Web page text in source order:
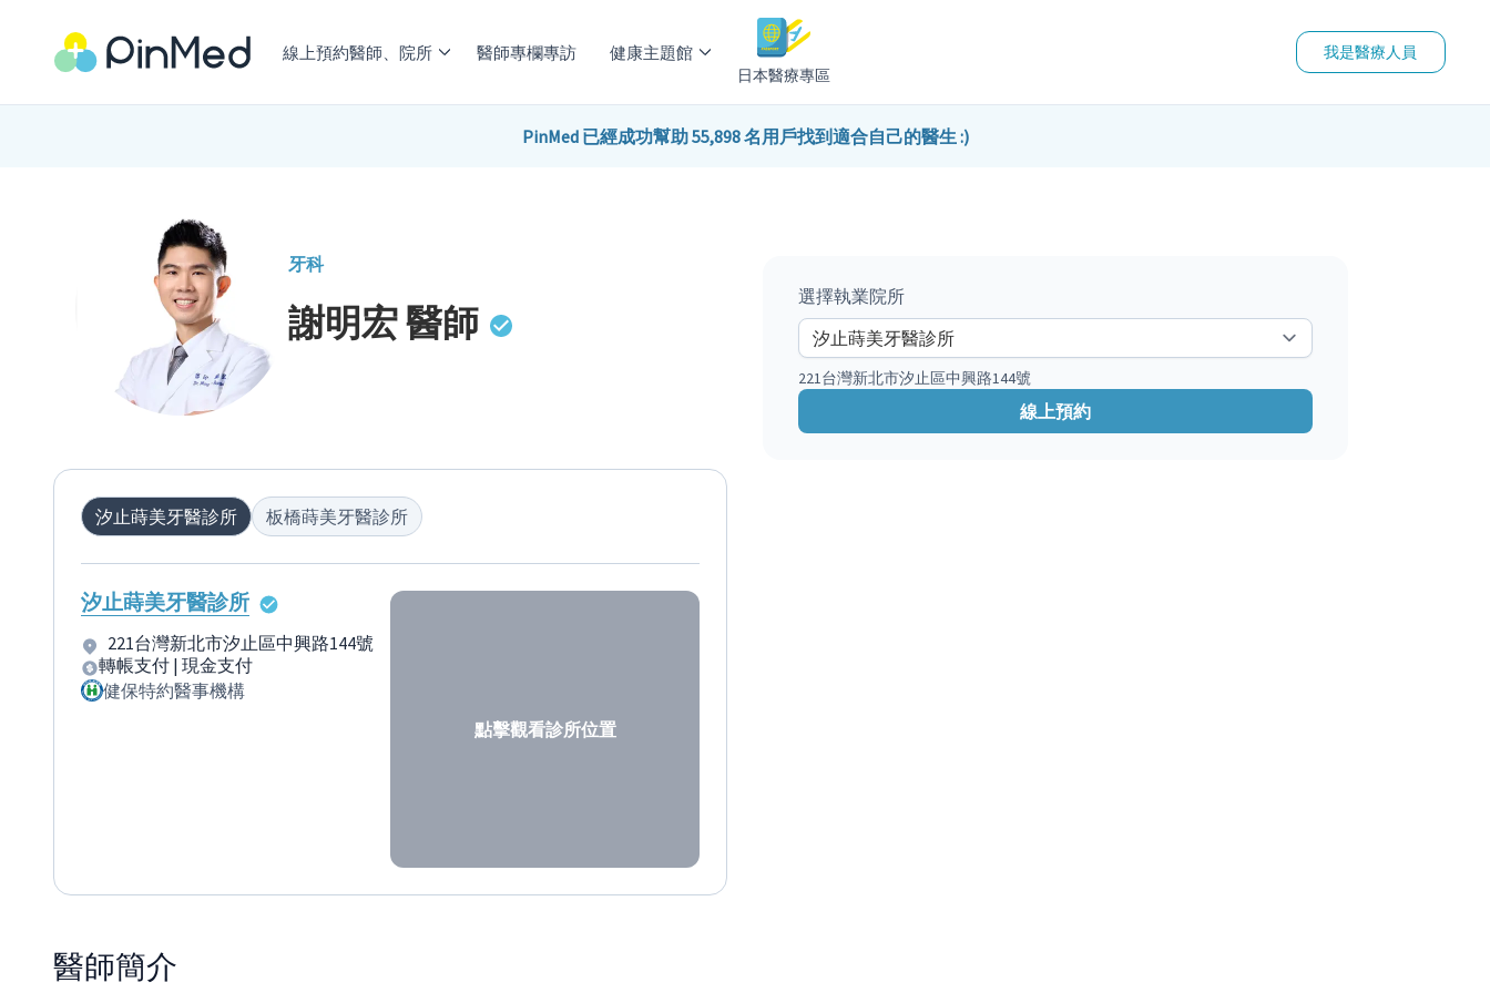
線上預約醫師、院所 醫師專欄專訪 健康主題館
日本醫療專區
我是醫療人員
PinMed 已經成功幫助 55,898 名用戶找到適合自己的醫生 :)
牙科
謝明宏醫師
汐止蒔美牙醫診所 板橋蒔美牙醫診所
汐止蒔美牙醫診所
221台灣新北市汐止區中興路144號
轉帳支付 | 現金支付
健保特約醫事機構
點擊觀看診所位置
醫師簡介
選擇執業院所
221台灣新北市汐止區中興路144號
線上預約